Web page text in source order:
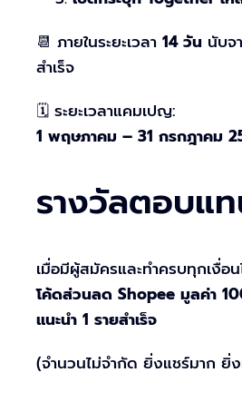
📆 ภายในระยะเวลา 14 วัน นับจ
สำเร็จ
🗓 ระยะเวลาแคมเปญ:
1 พฤษภาคม – 31 กรกฎาคม
รางวัลตอบแ
เมื่อมีผู้สมัครและทำครบทุกเงื่อ
โค้ดส่วนลด Shopee มูลค่า
แนะนำ 1 รายสำเร็จ
(จำนวนไม่จำกัด ยิ่งแชร์มาก ยิ่